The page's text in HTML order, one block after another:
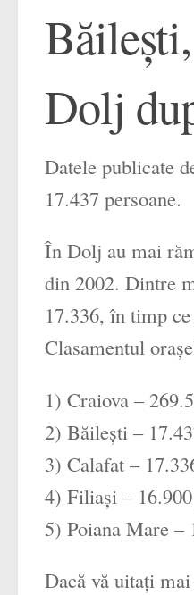
Dolj
Datele publicate
17.437 persoane.
În Dolj au mai
din 2002. Dintre
17.336, în timp
Clasamentul
1) Craiova –
2) Băilești –
3) Calafat –
4) Filiași –
5) Poiana Mare –
Dacă vă uitați